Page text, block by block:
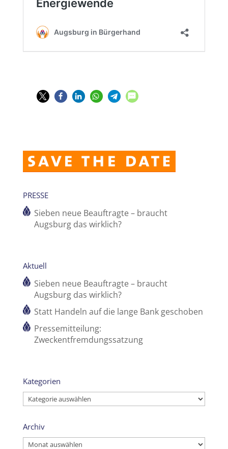
PRESSE
Sieben neue Beauftragte – braucht
Augsburg das wirklich?
Aktuell
Sieben neue Beauftragte – braucht
Augsburg das wirklich?
Statt Handeln auf die lange Bank geschoben
Pressemitteilung:
Zweckentfremdungssatzung
Kategorien
Kategorien
Archiv
Archiv